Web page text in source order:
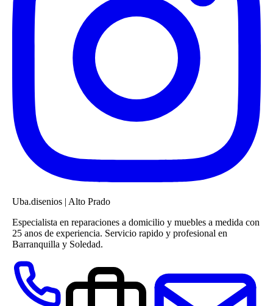
Uba.disenios | Alto Prado
Especialista en reparaciones a domicilio y muebles a medida con
25 anos de experiencia. Servicio rapido y profesional en
Barranquilla y Soledad.